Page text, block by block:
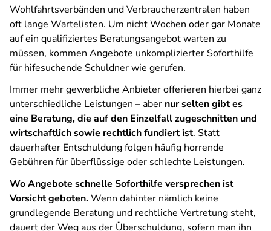
Wohlfahrtsverbänden und Verbraucherzentralen haben
oft lange Wartelisten. Um nicht Wochen oder gar Monate
auf ein qualifiziertes Beratungsangebot warten zu
müssen, kommen Angebote unkomplizierter Soforthilfe
für hifesuchende Schuldner wie gerufen.
Immer mehr gewerbliche Anbieter offerieren hierbei ganz
unterschiedliche Leistungen – aber nur selten gibt es
eine Beratung, die auf den Einzelfall zugeschnitten und
wirtschaftlich sowie rechtlich fundiert ist. Statt
dauerhafter Entschuldung folgen häufig horrende
Gebühren für überflüssige oder schlechte Leistungen.
Wo Angebote schnelle Soforthilfe versprechen ist
Vorsicht geboten.Wenn dahinter nämlich keine
grundlegende Beratung und rechtliche Vertretung steht,
dauert der Weg aus der Überschuldung, sofern man ihn